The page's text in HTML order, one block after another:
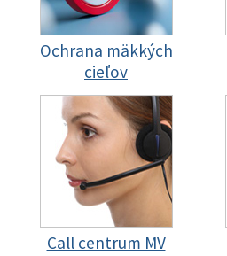
Ochrana mäkkých
cieľov
Call centrum MV